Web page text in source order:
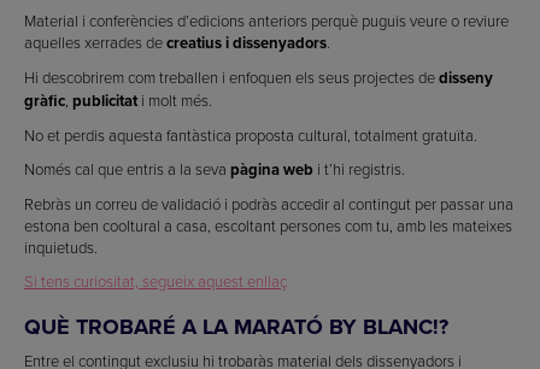
Material i conferències d’edicions anteriors perquè puguis veure o reviure
aquelles xerrades decreatius i dissenyadors.
Hi descobrirem com treballen i enfoquen els seus projectes dedisseny
gràfic, publicitat i molt més.
No et perdis aquesta fantàstica proposta cultural, totalment gratuïta.
Només cal que entris a la seva pàgina web i t’hi registris.
Rebràs un correu de validació i podràs accedir al contingut per passar una
estona ben cooltural a casa, escoltant persones com tu, amb les mateixes
inquietuds.
Si tens curiositat, segueix aquest enllaç
QUÈ TROBARÉ A LA MARATÓ BY BLANC!?
Entre el contingut exclusiu hi trobaràs material dels dissenyadors i